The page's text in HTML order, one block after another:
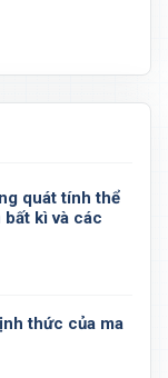
quát tính thể
kì và các
thức của ma